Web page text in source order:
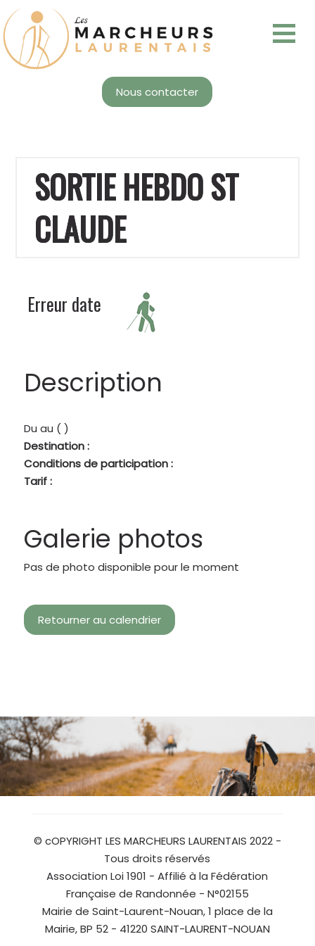
Nous contacter
SORTIE HEBDO ST
CLAUDE
Erreur date
Description
Duau ( )
Destination :
Conditions de participation :
Tarif :
Galerie photos
Pas de photo disponible pour le moment
Retourner au calendrier
© cOPYRIGHT LES MARCHEURS LAURENTAIS 2022 -
Tous droits réservés
Association Loi 1901 - Affilié à la Fédération
Française de Randonnée - N°02155
Mairie de Saint-Laurent-Nouan, 1 place de la
Mairie, BP 52 - 41220 SAINT-LAURENT-NOUAN